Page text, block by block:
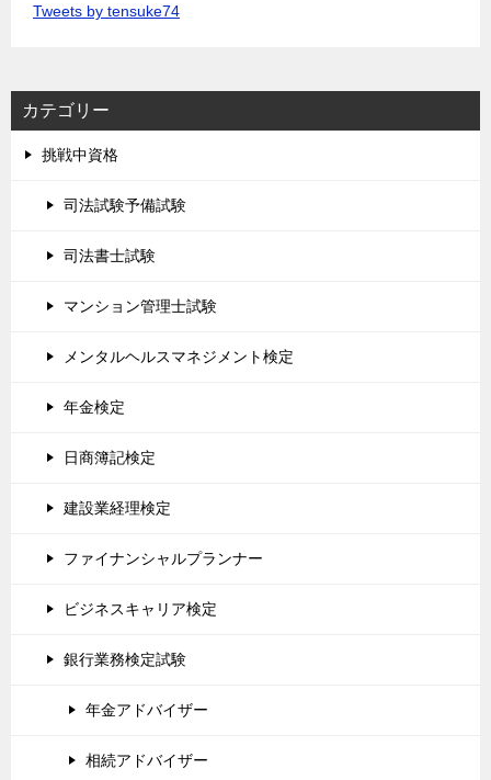
Tweets by tensuke74
カテゴリー
挑戦中資格
司法試験予備試験
司法書士試験
マンション管理士試験
メンタルヘルスマネジメント検定
年金検定
日商簿記検定
建設業経理検定
ファイナンシャルプランナー
ビジネスキャリア検定
銀行業務検定試験
年金アドバイザー
相続アドバイザー